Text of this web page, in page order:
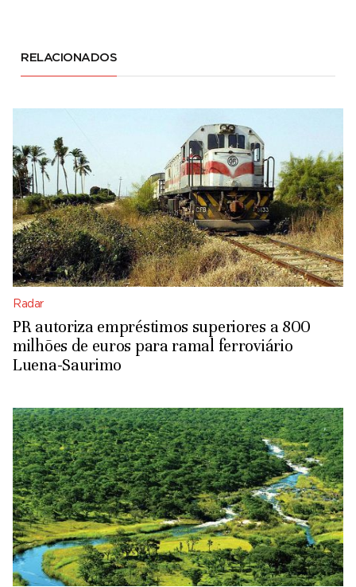
RELACIONADOS
Radar
PR autoriza empréstimos superiores a 800
milhões de euros para ramal ferroviário
Luena-Saurimo